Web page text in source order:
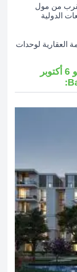
من مول
الدولية
العقارية لوحدات
الكمبوندات القريبة من كمبوند بامبو 6 أكتوبر